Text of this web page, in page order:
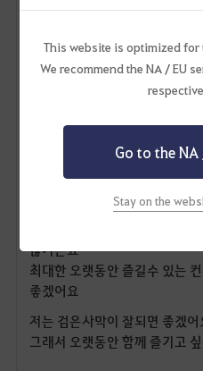
This website is optimized
We recommend the NA / EU
Go to the
Stay on the
봐요
그래픽으로 압도하는데 가면서
근데 그거만 가능하니까 해양
보상 못받는데도 사람들 모여
많거든요
최대한 오랫동안 즐길수 있는
좋겠어요
저는 검은사막이 잘되면 좋겠어
그래서 오랫동안 함께 즐기고